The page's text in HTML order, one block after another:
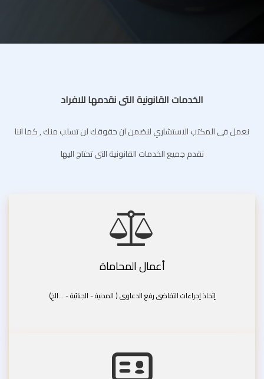
الخدمات القانونية التى نقدمها للافراد
نعمل فى المكتب الاستشاري لنضمن ان حقوقك لن تسلب منك , كما اننا
نقدم جميع الخدمات القانونية التى تحتاج اليها
أعمال المحاماة
إتخاذ إجراءات التقاضى رفع الدعاوى ( المدنية - الجنائية - ...الخ)